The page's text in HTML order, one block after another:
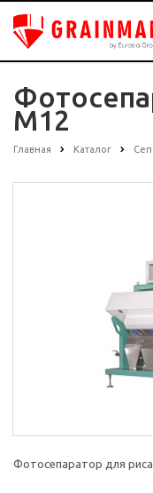
M12
Главная Каталог
Фотосепаратор для риса